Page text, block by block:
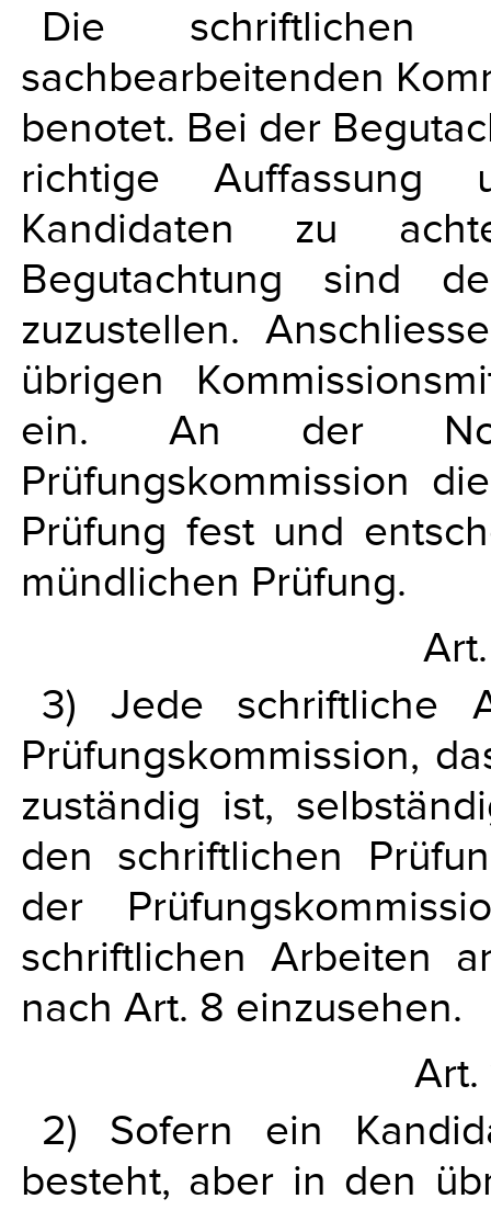
Die schriftlichen
sachbearbeitenden
benotet. Bei der
richtige Auffassung
Kandidaten zu
Begutachtung sind
zuzustellen.
übrigen
ein. An der
Prüfungskommission
Prüfung fest und
mündlichen Prüfung.
3) Jede schriftliche
Prüfungskommission,
zuständig ist,
den schriftlichen
der
schriftlichen Arbeiten
nach Art. 8 einzusehen.
Art.
2) Sofern ein
besteht, aber in den